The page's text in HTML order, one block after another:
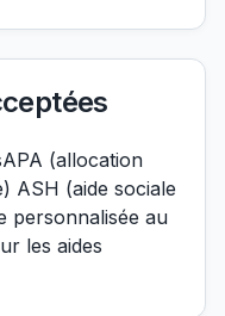
(allocation
ASH (aide sociale
personnalisée au
les aides